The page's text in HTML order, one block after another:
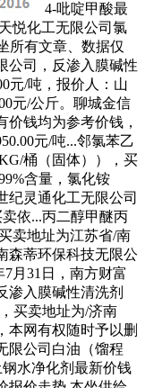
4-吡啶甲酸最
悦化工无限公司氯
所有文章、数据仅
公司，反渗入膜碱性
元/吨，报价人：山
元/公斤。聊城金信
钱均为参考价钱，
元/吨...邻氯苯乙
桶（固体）），买
含量，氯化铵
纪灵通化工无限公司
依...丙二醇甲醚丙
卖地址为江苏省/南
森蒂环保科技无限公
月31日，南方财富
渗入膜碱性清洗剂
，买卖地址为/济南
本网有权随时予以删
限公司白油（馏程
钢水净化剂最新价钱